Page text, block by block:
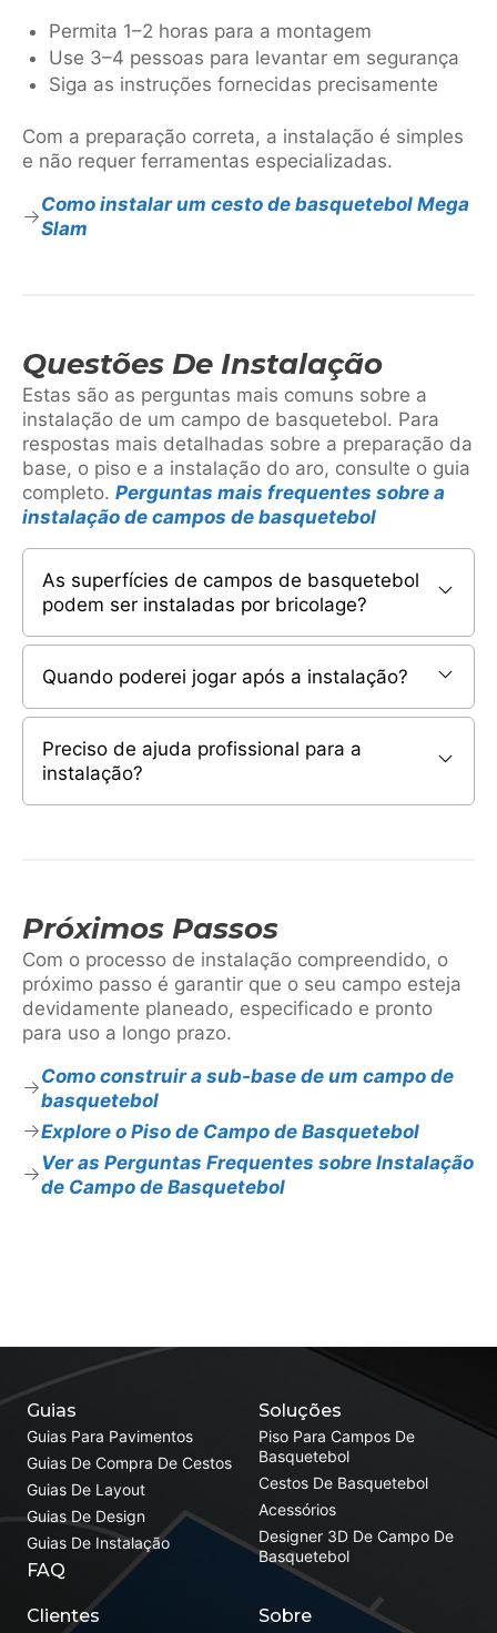
Permita 1–2 horas para a montagem
Use 3–4 pessoas para levantar em segurança
Siga as instruções fornecidas precisamente
Com a preparação correta, a instalação é simples
e não requer ferramentas especializadas.
Como instalar um cesto de basquetebol Mega
Slam
Questões De Instalação
Estas são as perguntas mais comuns sobre a
instalação de um campo de basquetebol. Para
respostas mais detalhadas sobre a preparação da
base, o piso e a instalação do aro, consulte o guia
completo. Perguntas mais frequentes sobre a
instalação de campos de basquetebol
As superfícies de campos de basquetebol
podem ser instaladas por bricolage?
Quando poderei jogar após a instalação?
Preciso de ajuda profissional para a
instalação?
Próximos Passos
Com o processo de instalação compreendido, o
próximo passo é garantir que o seu campo esteja
devidamente planeado, especificado e pronto
para uso a longo prazo.
Como construir a sub-base de um campo de
basquetebol
Explore o Piso de Campo de Basquetebol
Ver as Perguntas Frequentes sobre Instalação
de Campo de Basquetebol
Soluções
Piso Para Campos De
Basquetebol
Cestos De Basquetebol
Acessórios
Designer 3D De Campo De
Basquetebol
Guias
Guias Para Pavimentos
Guias De Compra De Cestos
Guias De Layout
Guias De Design
Guias De Instalação
FAQ
Clientes Sobre